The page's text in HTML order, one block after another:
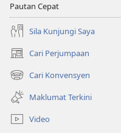
Pautan Cepat
Sila Kunjungi Saya
Cari Perjumpaan
(membuka
tetingkap
baharu)
Cari Konvensyen
(membuka
tetingkap
baharu)
Maklumat Terkini
Video